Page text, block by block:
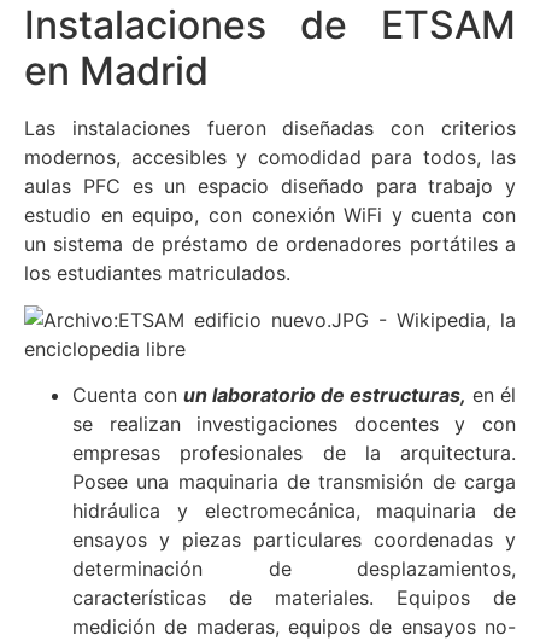
Instalaciones de ETSAM
en Madrid
Las instalaciones fueron diseñadas con criterios
modernos, accesibles y comodidad para todos, las
aulas PFC es un espacio diseñado para trabajo y
estudio en equipo, con conexión WiFi y cuenta con
un sistema de préstamo de ordenadores portátiles a
los estudiantes matriculados.
Cuenta con un laboratorio de estructuras, en él
se realizan investigaciones docentes y con
empresas profesionales de la arquitectura.
Posee una maquinaria de transmisión de carga
hidráulica y electromecánica, maquinaria de
ensayos y piezas particulares coordenadas y
determinación de desplazamientos,
características de materiales. Equipos de
medición de maderas, equipos de ensayos no-